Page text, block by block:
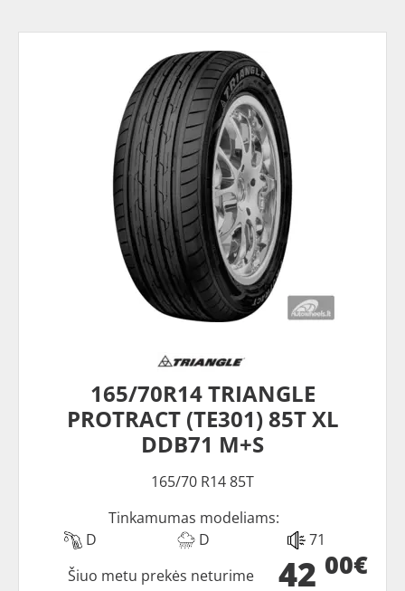
165/70R14 TRIANGLE
PROTRACT (TE301) 85T XL
DDB71 M+S
165/70 R14 85T
Tinkamumas modeliams:
D
D 71
42 00€
Šiuo metu prekės neturime